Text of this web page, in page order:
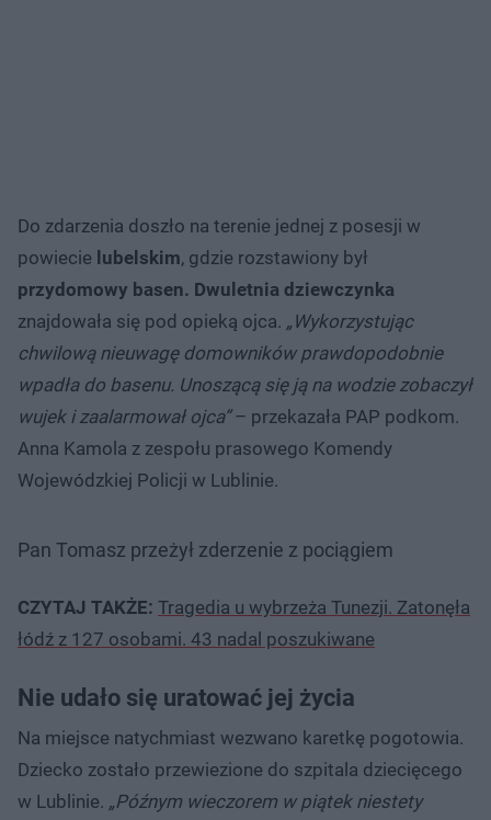
Do zdarzenia doszło na terenie jednej z posesji w
powiecie lubelskim, gdzie rozstawiony był
przydomowy basen. Dwuletnia dziewczynka
znajdowała się pod opieką ojca. „Wykorzystując
chwilową nieuwagę domowników prawdopodobnie
wpadła do basenu. Unoszącą się ją na wodzie zobaczył
wujek i zaalarmował ojca”– przekazała PAP podkom.
Anna Kamola z zespołu prasowego Komendy
Wojewódzkiej Policji w Lublinie.
Pan Tomasz przeżył zderzenie z pociągiem
CZYTAJ TAKŻE: Tragedia u wybrzeża Tunezji. Zatonęła
łódź z 127 osobami. 43 nadal poszukiwane
Nie udało się uratować jej życia
Na miejsce natychmiast wezwano karetkę pogotowia.
Dziecko zostało przewiezione do szpitala dziecięcego
w Lublinie. „Późnym wieczorem w piątek niestety